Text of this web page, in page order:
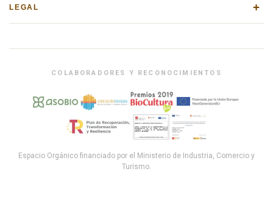
LEGAL +
COLABORADORES Y RECONOCIMIENTOS
Espacio Orgánico financiado por el Ministerio de Industria, Comercio y
Turismo.